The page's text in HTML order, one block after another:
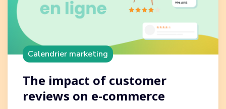
Calendrier marketing
The impact of customer
reviews on e-commerce